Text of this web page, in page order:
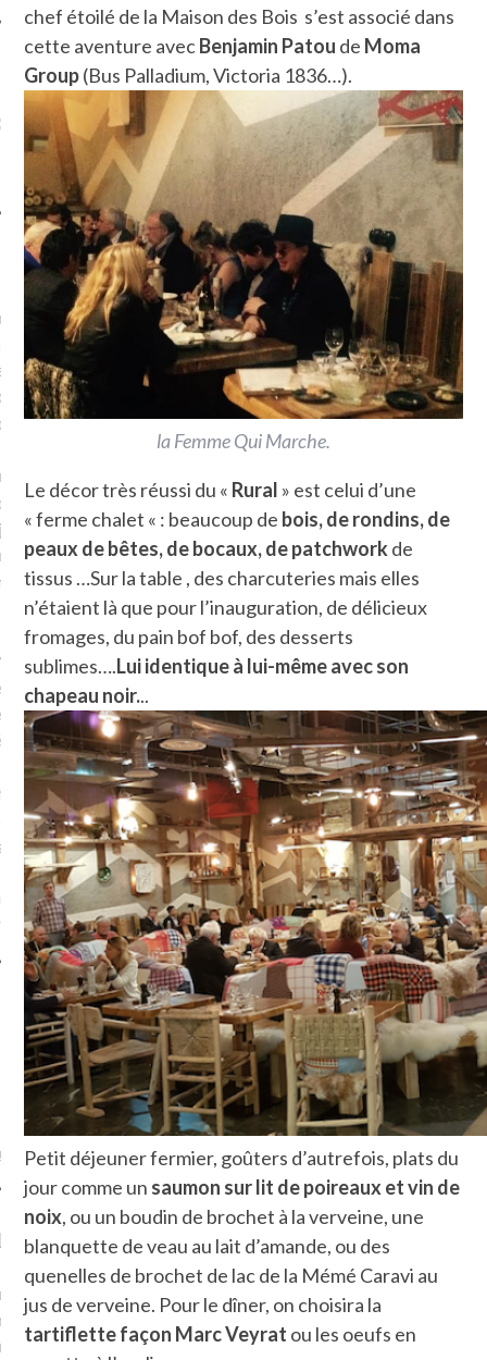
MES DERNIERS
SUR FACEBOOK
QUI MARCHE
journaliste à France
toujours aimé marcher.
conquis mais en
Je ne suis pas une
je le garde pour ce
je sens, j’entends, je
goûte et ceux que je
! Marcheuse des villes,
des ruines et des
qui Marche : pousseuse
ou pas. Mais
pas d’interdit. Vélo,
bateau…
incite à un autre regard
curiosité. C’est un
surla-femme-qui-
MOI SUR
TWITTER
@Isa_Monrozier
ARCACHON
je t'aime, my little bassin
comment ? "
chef étoilé de la Maison des Bois s’est associé dans
cette aventure avecBenjamin Patou de Moma
Group(Bus Palladium, Victoria 1836…).
la Femme Qui Marche.
Le décor très réussi du « Rural » est celui d’une
« ferme chalet « : beaucoup de bois, de rondins, de
peaux de bêtes, de bocaux, depatchworkde
tissus …Sur la table , des charcuteries mais elles
n’étaient là que pour l’inauguration, de délicieux
fromages, du pain bof bof, des desserts
sublimes….Lui identique à lui-même avec son
chapeau noir...
Petit déjeuner fermier, goûters d’autrefois, plats du
jour comme un saumon sur lit de poireaux et vin de
noix, ou un boudin de brochet à la verveine, une
blanquette de veau au lait d’amande, ou des
quenelles de brochet de lac de la Mémé Caravi au
jus de verveine. Pour le dîner, on choisira la
tartiflette façon Marc Veyrat ou les oeufs en